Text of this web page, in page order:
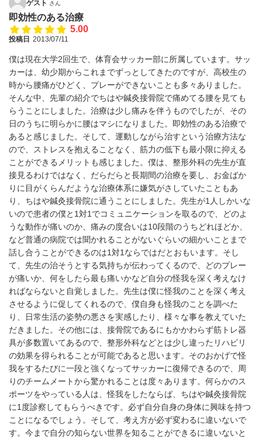
ゲスト さん
即効性のある治療
5.00
投稿日 2013/07/11
僕は現在大学2回生で、体育会サッカー部に所属しています。サッ
カーは、幼少期からこれまでずっとしてきたのですが、高校生の
時から腰痛がひどく、プレーができないことも多々ありました。
そんな中、先輩の紹介でちはや鍼灸接骨院で痛めてる腰を見ても
らうことにしました。治療は少し痛みを伴うものでしたが、その
日のうちに明らかに腰はマシになりました。即効性のある治療で
あると感じました。そして、運動しながら治すという治療方法な
ので、ストレスを抱えることなく、筋力の低下も最小限に抑える
ことができるメリットも感じました。僕は、整形外科の先生が直
接見るわけではなく、だらだらと長期間の治療を要し、お金ばか
りに目がくらんだような治療体系に嫌気がさしていたこともあ
り、ちはや鍼灸接骨院に通うことにしました。先生が1人しかいな
いので患者の僕と1対1でコミュニケーションを取るので、どのよ
うな動作が痛いのか、痛みの度合いは10段階のうちどれほどか、
など普通の病院では聞かれることがないぐらいの細かいことまで
話し合うことができるのは1対1ならではだとおもいます。そし
て、先生の治そうとする気持ちが伝わってくるので、どのプレー
が痛いか、何をしたら最も痛いかなど自分の怪我を深く考えなけ
ればならないと自覚しました。先生は僕に怪我のことを深く考え
させるように促してくれるので、僕自身も怪我のことを調べた
り、日常生活の姿勢の悪さを実感したり、様々な事を教えていた
だきました。その他には、接骨院であるにもかかわらず筋トレ器
具が多数置いてあるので、整形外科などとは少し違ったリハビリ
の効果を得られることが可能であると思います。そのおかげで怪
我をするたびに一段と強くなってサッカーに復帰できるので、周
りのチームメートから驚かれることは度々あります。何らかのス
ポーツをやっている人は、怪我をしたならば、ちはや鍼灸接骨院
に1度診察してもらうべきです。必ず自分自身の身体に興味を持つ
ことになるでしょう。そして、考え方が必ず変わるに違いないで
す。今まで自分の知らない世界を知ることができるに違いないと